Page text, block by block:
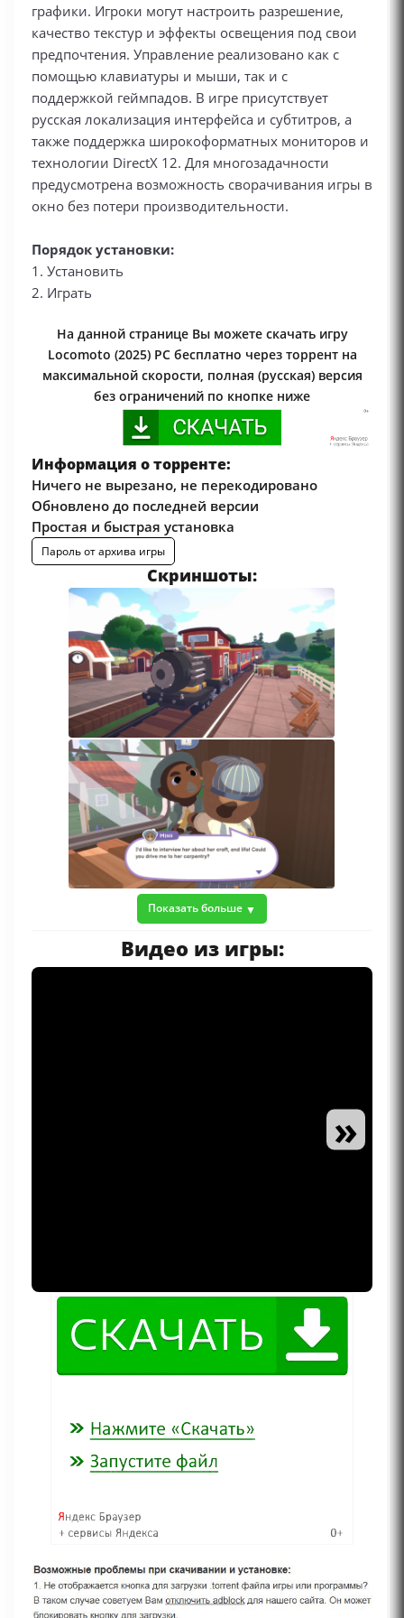
графики. Игроки могут настроить разрешение,
качество текстур и эффекты освещения под свои
предпочтения. Управление реализовано как с
помощью клавиатуры и мыши, так и с
поддержкой геймпадов. В игре присутствует
русская локализация интерфейса и субтитров, а
также поддержка широкоформатных мониторов и
технологии DirectX 12. Для многозадачности
предусмотрена возможность сворачивания игры в
окно без потери производительности.
Порядок установки:
1. Установить
2. Играть
На данной странице Вы можете скачать игру
Locomoto (2025) PC бесплатно через торрент на
максимальной скорости, полная (русская) версия
без ограничений по кнопке ниже
Информация о торренте:
Ничего не вырезано, не перекодировано
Обновлено до последней версии
Простая и быстрая установка
Пароль от архива игры
Скриншоты:
Показать больше
Видео из игры:
»